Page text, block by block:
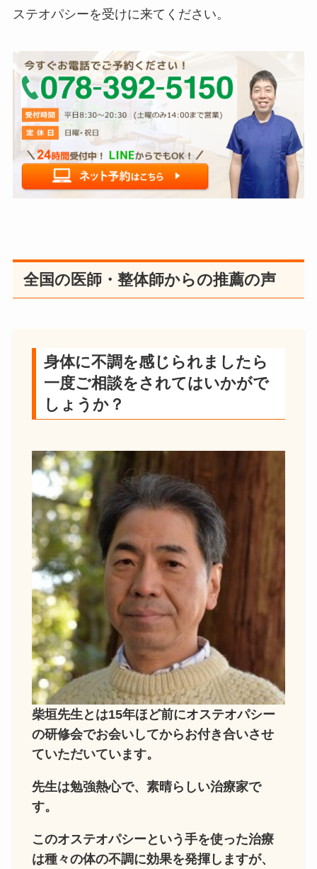
ステオパシーを受けに来てください。
全国の医師・整体師からの推薦の声
身体に不調を感じられましたら
一度ご相談をされてはいかがで
しょうか？
柴垣先生とは15年ほど前にオステオパシー
の研修会でお会いしてからお付き合いさせ
ていただいています。
先生は勉強熱心で、素晴らしい治療家で
す。
このオステオパシーという手を使った治療
は種々の体の不調に効果を発揮しますが、